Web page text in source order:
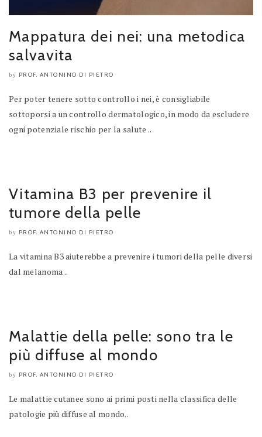
Mappatura dei nei: una metodica
salvavita
by PROF. ANTONINO DI PIETRO
Per poter tenere sotto controllo i nei, è consigliabile
sottoporsi a un controllo dermatologico, in modo da escludere
ogni potenziale rischio per la salute ..
Vitamina B3 per prevenire il
tumore della pelle
by PROF. ANTONINO DI PIETRO
La vitamina B3 aiuterebbe a prevenire i tumori della pelle diversi
dal melanoma ..
Malattie della pelle: sono tra le
più diffuse al mondo
by PROF. ANTONINO DI PIETRO
Le malattie cutanee sono ai primi posti nella classifica delle
patologie più diffuse al mondo..